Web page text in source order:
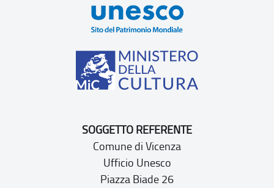
SOGGETTO REFERENTE
Comune di Vicenza
Ufficio Unesco
Piazza Biade 26